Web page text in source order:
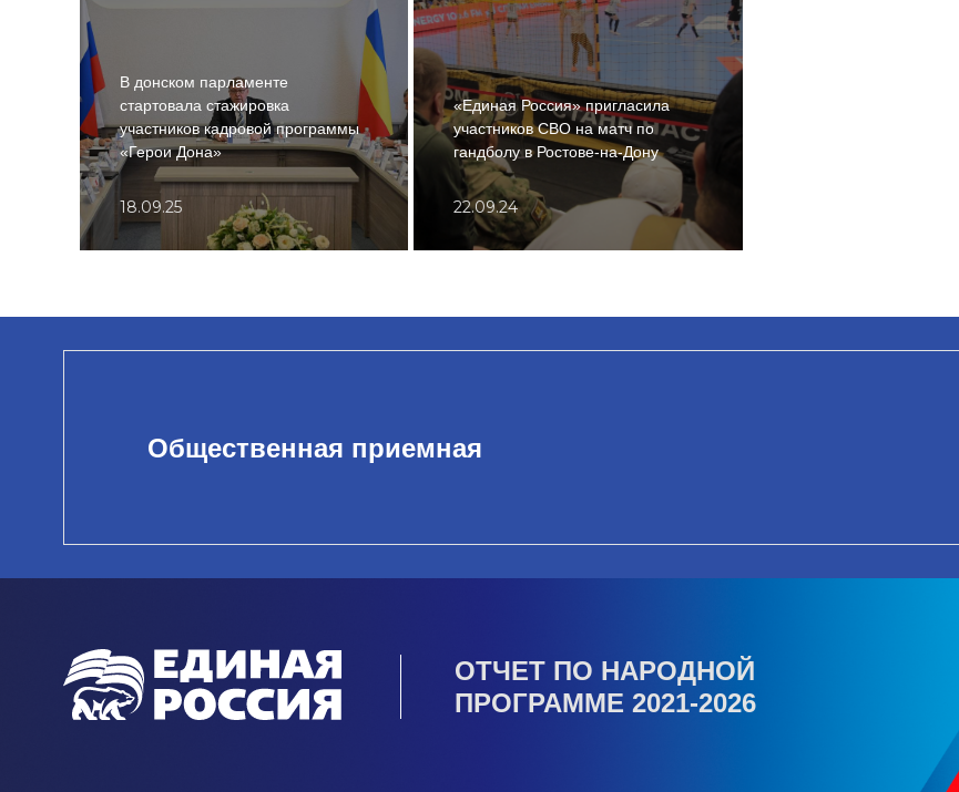
В донском парламенте
стартовала стажировка
участников кадровой программы
«Герои Дона»
18.09.25
«Единая Россия» пригласила
участников СВО на матч по
гандболу в Ростове-на-Дону
22.09.24
Общественная приемная
ОТЧЕТ ПО НАРОДНОЙ
ПРОГРАММЕ 2021-2026